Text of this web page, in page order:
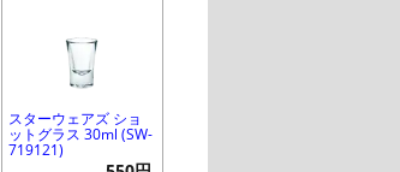
スターウェアズ ショ
ットグラス 30ml (SW-
719121)